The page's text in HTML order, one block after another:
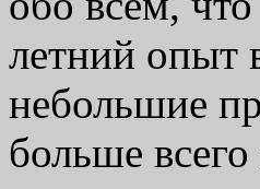
летний опыт
небольшие
больше